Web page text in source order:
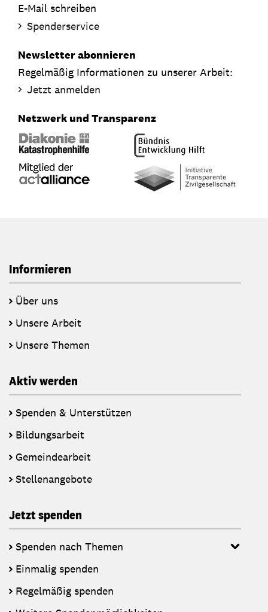
E-Mail schreiben
Spenderservice
Newsletter abonnieren
Regelmäßig Informationen zu unserer Arbeit:
Jetzt anmelden
Netzwerk und Transparenz
Informieren
Über uns
Unsere Arbeit
Unsere Themen
Aktiv werden
Spenden & Unterstützen
Bildungsarbeit
Gemeindearbeit
Stellenangebote
Jetzt spenden
Spenden nach Themen
Einmalig spenden
Regelmäßig spenden